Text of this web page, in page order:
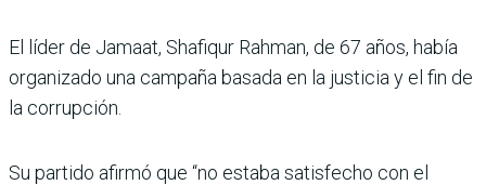
El líder de Jamaat, Shafiqur Rahman, de 67 años, había
organizado una campaña basada en la justicia y el fin de
la corrupción.
Su partido afirmó que “no estaba satisfecho con el